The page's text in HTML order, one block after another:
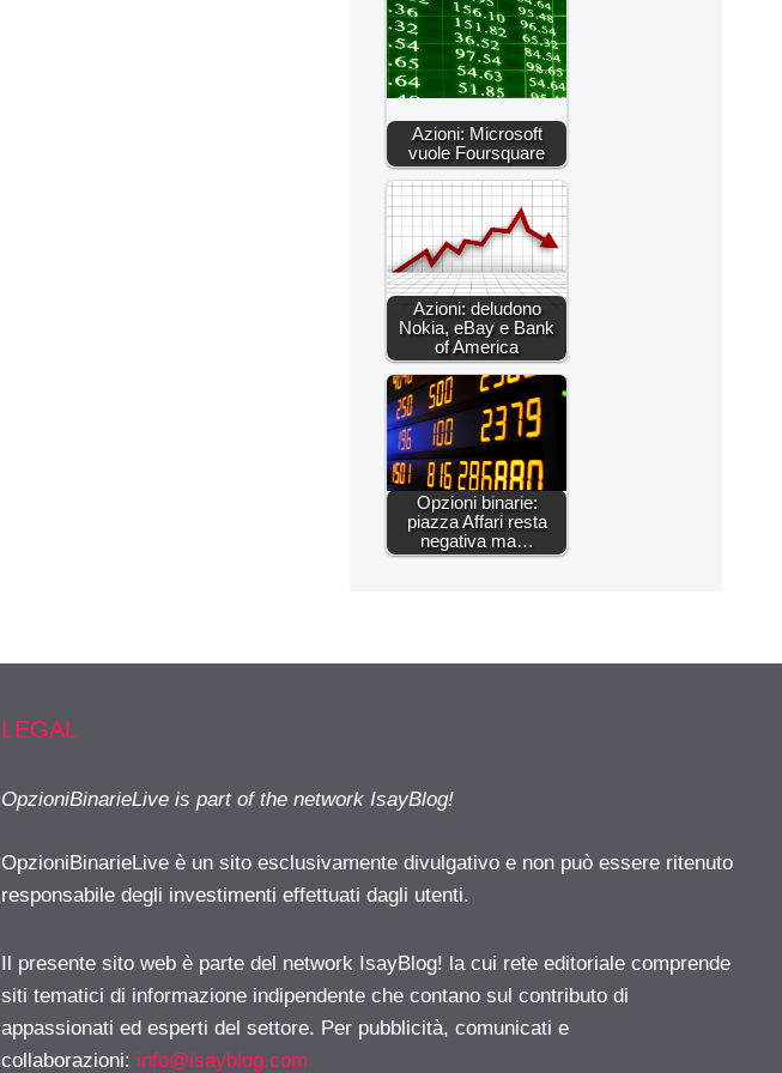
Azioni: Microsoft
vuole Foursquare
Azioni: deludono
Nokia, eBay e Bank
of America
Opzioni binarie:
piazza Affari resta
negativa ma…
LEGAL
OpzioniBinarieLive is part of the network IsayBlog!
OpzioniBinarieLive è un sito esclusivamente divulgativo e non può essere ritenuto
responsabile degli investimenti effettuati dagli utenti.
Il presente sito web è parte del network IsayBlog! la cui rete editoriale comprende
siti tematici di informazione indipendente che contano sul contributo di
appassionati ed esperti del settore. Per pubblicità, comunicati e
collaborazioni: info@isayblog.com